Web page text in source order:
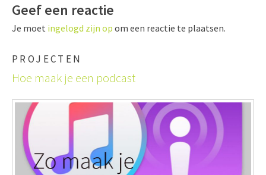
Geef een reactie
Je moet ingelogd zijn op om een reactie te plaatsen.
PROJECTEN
Hoe maak je een podcast